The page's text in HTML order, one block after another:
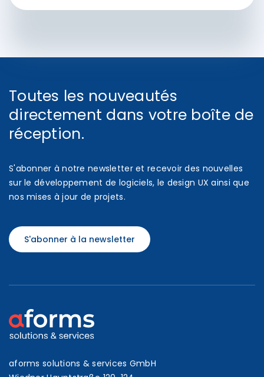
Toutes les nouveautés
directement dans votre boîte de
réception.
S'abonner à notre newsletter et recevoir des nouvelles
sur le développement de logiciels, le design UX ainsi que
nos mises à jour de projets.
S'abonner à la newsletter
aforms solutions & services GmbH